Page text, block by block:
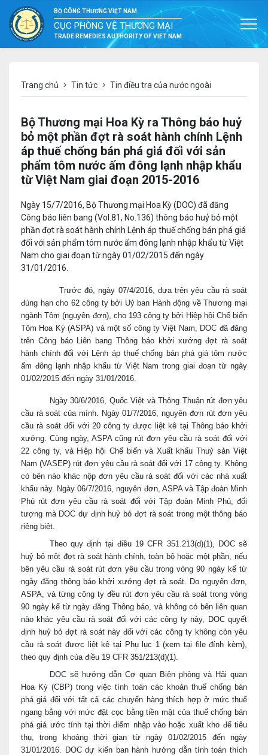
BỘ CÔNG THƯƠNG VIỆT NAM
CỤC PHÒNG VỆ THƯƠNG MẠI
TRADE REMEDIES AUTHORITY OF VIET NAM
Trang chủ Tin tức Tin điều tra của nước ngoài
Bộ Thương mại Hoa Kỳ ra Thông báo huỷ
bỏ một phần đợt rà soát hành chính Lệnh
áp thuế chống bán phá giá đối với sản
phẩm tôm nước ấm đông lạnh nhập khẩu
từ Việt Nam giai đoạn 2015-2016
Ngày 15/7/2016, Bộ Thương mại Hoa Kỳ (DOC) đã đăng
Công báo liên bang (Vol.81, No.136) thông báo huỷ bỏ một
phần đợt rà soát hành chính Lệnh áp thuế chống bán phá giá
đối với sản phẩm tôm nước ấm đông lạnh nhập khẩu từ Việt
Nam cho giai đoạn từ ngày 01/02/2015 đến ngày
31/01/2016.
Trước đó, ngày 07/4/2016, dựa trên yêu cầu rà soát
đúng hạn cho 62 công ty bởi Uỷ ban Hành động về Thương mại
ngành Tôm (nguyên đơn), cho 193 công ty bởi Hiệp hội Chế biến
Tôm Hoa Kỳ (ASPA) và một số công ty Việt Nam, DOC đã đăng
trên Công báo Liên bang Thông báo khởi xướng đợt rà soát
hành chính đối với Lệnh áp thuế chống bán phá giá tôm nước
ấm đông lạnh nhập khẩu từ Việt Nam trong giai đoạn từ ngày
01/02/2015 đến ngày 31/01/2016.
Ngày 30/6/2016, Quốc Việt và Thông Thuận rút đơn yêu
cầu rà soát của mình. Ngày 01/7/2016, nguyên đơn rút đơn yêu
cầu rà soát đối với 20 công ty được liệt kê tại Thông báo khởi
xướng. Cùng ngày, ASPA cũng rút đơn yêu cầu rà soát đối với
22 công ty, và Hiệp hội Chế biến và Xuất khẩu Thuỷ sản Việt
Nam (VASEP) rút đơn yêu cầu rà soát đối với 17 công ty. Không
có bên nào khác nộp đơn yêu cầu rà soát đối với các nhà xuất
khẩu này. Ngày 06/7/2016, nguyên đơn, ASPA và Tập đoàn Minh
Phú rút đơn yêu cầu rà soát đối với Tập đoàn Minh Phú, đối
tượng mà DOC dự định huỷ bỏ đợt rà soát trong một thông báo
riêng biệt.
Theo quy định tại điều 19 CFR 351.213(d)(1), DOC sẽ
huỷ bỏ một đợt rà soát hành chính, toàn bộ hoặc một phần, nếu
bên yêu cầu rà soát rút đơn yêu cầu trong vòng 90 ngày kể từ
ngày đăng thông báo khởi xướng đợt rà soát. Do nguyên đơn,
ASPA, và từng công ty đều rút đơn yêu cầu rà soát trong vòng
90 ngày kể từ ngày đăng Thông báo, và không có bên liên quan
nào khác yêu cầu rà soát đối với các công ty này, DOC quyết
định huỷ bỏ đợt rà soát này đối với các công ty không còn yêu
cầu rà soát được liệt kê tại Phụ lục 1 (xem tại file đính kèm),
theo quy định của điều 19 CFR 351/213(d)(1).
DOC sẽ hướng dẫn Cơ quan Biên phòng và Hải quan
Hoa Kỳ (CBP) trong việc tính toán các khoản thuế chống bán
phá giá đối với tất cả các chuyến hàng thích hợp ở mức thuế
ngang bằng với mức đặt cọc bằng tiền mặt của thuế chống bán
phá giá ước tính tại thời điểm nhập vào hoặc xuất kho để tiêu
thụ, trong khoảng thời gian từ ngày 01/02/2015 đến ngày
31/01/2016. DOC dự kiến ban hành hướng dẫn tính toán thích